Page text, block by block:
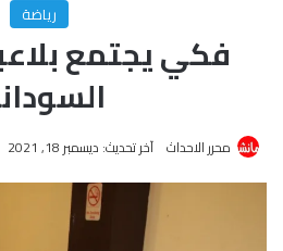
رياضة
فكي يجتمع
محرر الاحداث آخر تحديث: ديسمبر 18, 2021